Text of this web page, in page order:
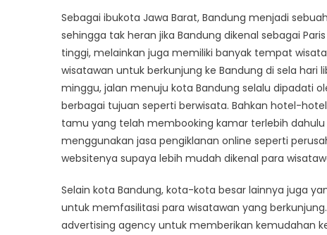
Indonesia
Hotel
Dalam
Beriklan
Online
Sebagai ibukota Jawa Barat, Bandung menjadi
sehingga tak heran jika Bandung dikenal sebagai
tinggi, melainkan juga memiliki banyak tempat
wisatawan untuk berkunjung ke Bandung di sela
minggu, jalan menuju kota Bandung selalu dipadati
berbagai tujuan seperti berwisata. Bahkan hotel-
tamu yang telah membooking kamar terlebih
menggunakan jasa pengiklanan online seperti
websitenya supaya lebih mudah dikenal para
Selain kota Bandung, kota-kota besar lainnya juga
untuk memfasilitasi para wisatawan yang
advertising agency untuk memberikan kemudahan